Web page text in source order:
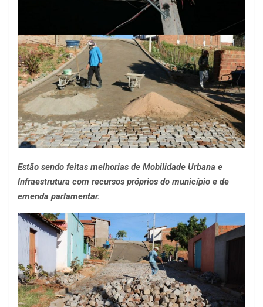
Estão sendo feitas melhorias de Mobilidade Urbana e
Infraestrutura com recursos próprios do município e de
emenda parlamentar.